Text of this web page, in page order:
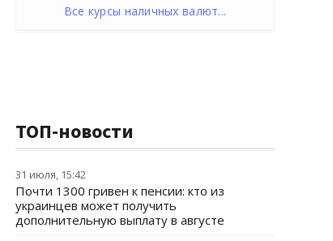
Все курсы наличных валют...
ТОП-новости
31 июля, 15:42
Почти 1300 гривен к пенсии: кто из
украинцев может получить
дополнительную выплату в августе